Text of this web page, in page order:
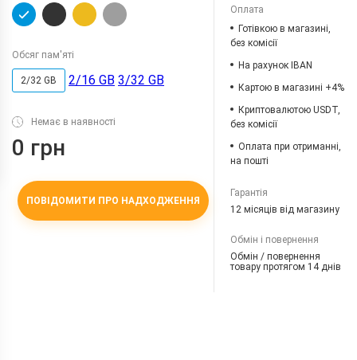
Обсяг пам'яті
2/32 GB 2/16 GB 3/32 GB
Немає в наявності
0 грн
ПОВІДОМИТИ ПРО НАДХОДЖЕННЯ
Оплата
Готівкою в магазині,
без комісії
На рахунок IBAN
Картою в магазині +4%
Криптовалютою USDT,
без комісії
Оплата при отриманні,
на пошті
Гарантія
12 місяців від магазину
Обмін і повернення
Обмін / повернення
товару протягом 14 днів